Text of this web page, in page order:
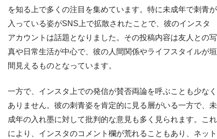
を知る上で多くの注目を集めています。特に未成年で刺青が
入っている姿がSNS上で拡散されたことで、彼のインスタ
アカウントは話題となりました。その投稿内容は友人との写
真や日常生活が中心で、彼の人間関係やライフスタイルが垣
間見えるものとなっています。
一方で、インスタ上での発信が賛否両論を呼ぶことも少なく
ありません。彼の刺青姿を肯定的に見る層がいる一方で、未
成年の入れ墨に対して批判的な意見も多く見られます。これ
により、インスタのコメント欄が荒れることもあり、ネット